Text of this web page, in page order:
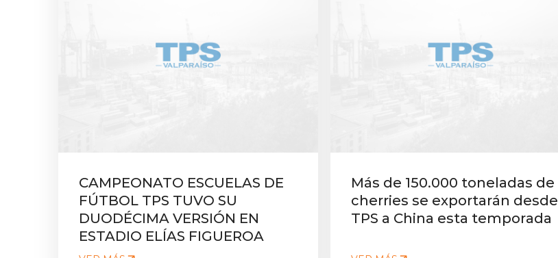
CAMPEONATO ESCUELAS DE
FÚTBOL TPS TUVO SU
DUODÉCIMA VERSIÓN EN
ESTADIO ELÍAS FIGUEROA
Más de 150.000 toneladas de
cherries se exportarán desde
TPS a China esta temporada